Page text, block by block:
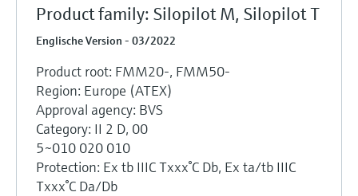
Product family: Silopilot M, Silopilot T
Englische Version - 03/2022
Product root: FMM20-, FMM50-
Region: Europe (ATEX)
Approval agency: BVS
Category: II 2 D, 00
5~010 020 010
Protection: Ex tb IIIC Txxx°C Db, Ex ta/tb IIIC
Txxx°C Da/Db